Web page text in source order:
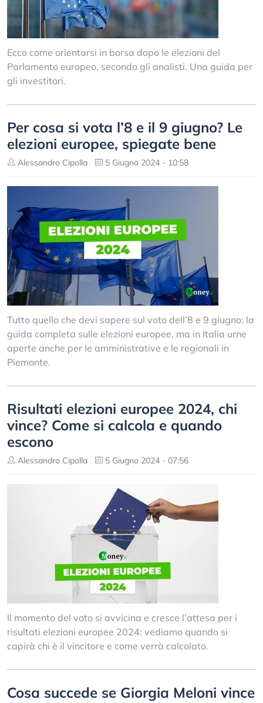
Ecco come orientarsi in borsa dopo le elezioni del
Parlamento europeo, secondo gli analisti. Una guida per
gli investitori.
Per cosa si vota l’8 e il 9 giugno? Le
elezioni europee, spiegate bene
Alessandro Cipolla 5 Giugno 2024 - 10:58
Tutto quello che devi sapere sul voto dell’8 e 9 giugno: la
guida completa sulle elezioni europee, ma in Italia urne
aperte anche per le amministrative e le regionali in
Piemonte.
Risultati elezioni europee 2024, chi
vince? Come si calcola e quando
escono
Alessandro Cipolla 5 Giugno 2024 - 07:56
Il momento del voto si avvicina e cresce l’attesa per i
risultati elezioni europee 2024: vediamo quando si
capirà chi è il vincitore e come verrà calcolato.
Cosa succede se Giorgia Meloni vince